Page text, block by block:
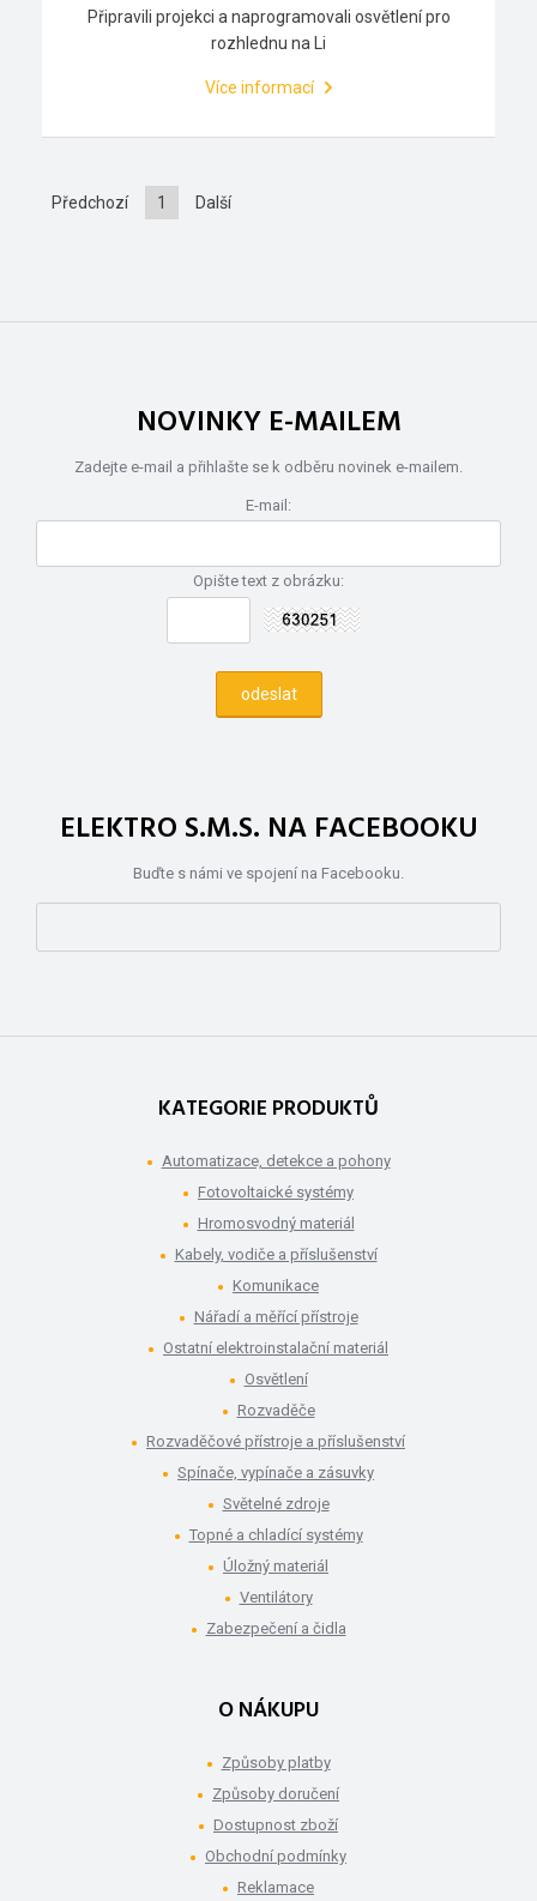
Připravili projekci a naprogramovali osvětlení pro
rozhlednu na Li
Více informací
Předchozí 1 Další
NOVINKY E-MAILEM
Zadejte e-mail a přihlašte se k odběru novinek e-mailem.
E-mail:
Opište text z obrázku:
ELEKTRO S.M.S. NA FACEBOOKU
Buďte s námi ve spojení na Facebooku.
KATEGORIE PRODUKTŮ
Automatizace, detekce a pohony
Fotovoltaické systémy
Hromosvodný materiál
Kabely, vodiče a příslušenství
Komunikace
Nářadí a měřící přístroje
Ostatní elektroinstalační materiál
Osvětlení
Rozvaděče
Rozvaděčové přístroje a příslušenství
Spínače, vypínače a zásuvky
Světelné zdroje
Topné a chladící systémy
Úložný materiál
Ventilátory
Zabezpečení a čidla
O NÁKUPU
Způsoby platby
Způsoby doručení
Dostupnost zboží
Obchodní podmínky
Reklamace